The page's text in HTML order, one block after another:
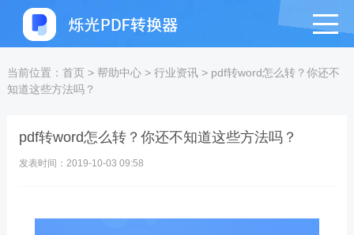
当前位置： 首页> 帮助中心> 行业资讯> pdf转word怎么转？你还不
知道这些方法吗？
pdf转word怎么转？你还不知道这些方法吗？
发表时间：2019-10-03 09:58